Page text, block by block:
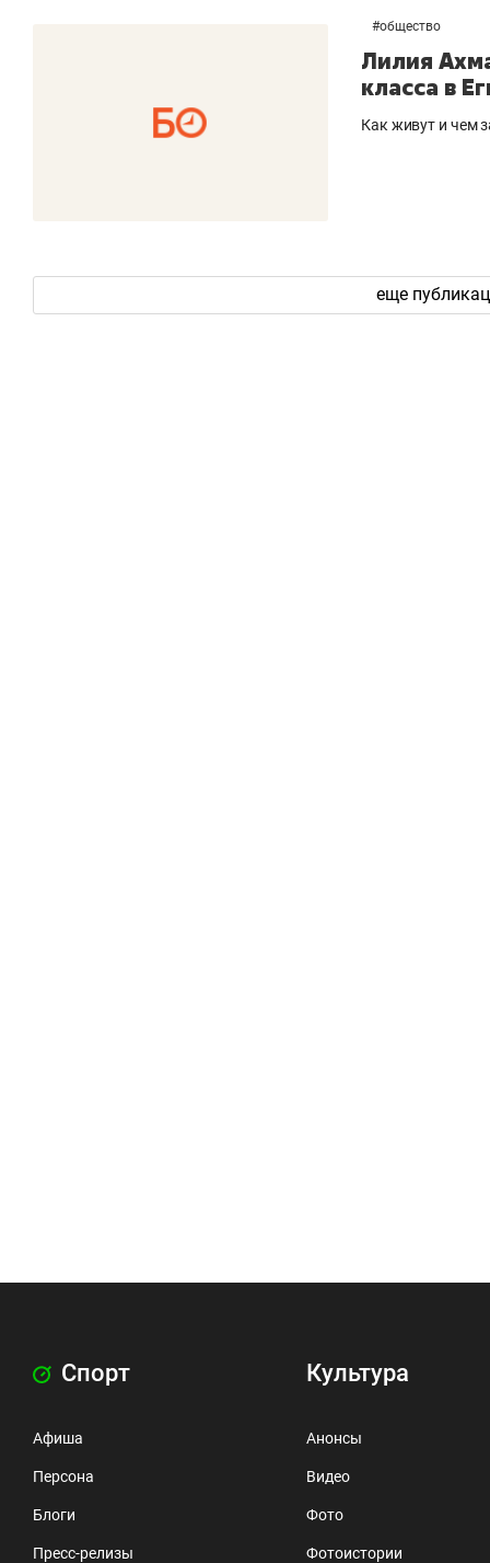
#общество
Лилия
класса в
Как живут и чем
еще
Спорт
Афиша
Персона
Блоги
Пресс-релизы
Культура
Анонсы
Видео
Фото
Фотоистории